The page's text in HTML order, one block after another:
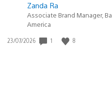
Zanda Ra
Associate Brand Manager,
America
Fecha
23/07/2026 1 8